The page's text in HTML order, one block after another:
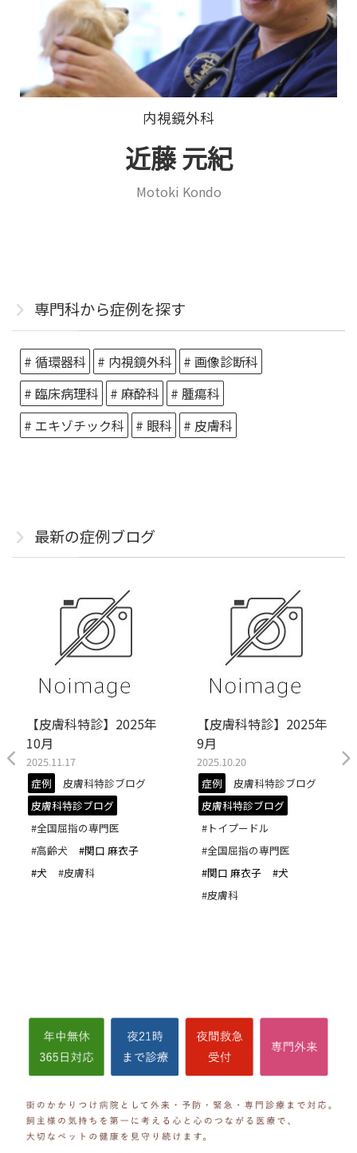
内視鏡外科
近藤 元紀
Motoki Kondo
専門科から症例を探す
# 循環器科 # 内視鏡外科
# 画像診断科
# 臨床病理科
# 麻酔科
# 腫瘍科
# エキゾチック科
# 眼科 # 皮膚科
最新の症例ブログ
【皮膚科特診】2025年
10月
2025.11.17
症例
皮膚科特診ブログ
皮膚科特診ブログ
#全国屈指の専門医
#高齢犬
#関口 麻衣子
#犬
#皮膚科
【皮膚科特診】2025年
9月
2025.10.20
症例
皮膚科特診ブログ
皮膚科特診ブログ
#トイプードル
#全国屈指の専門医
#関口 麻衣子
#犬
#皮膚科